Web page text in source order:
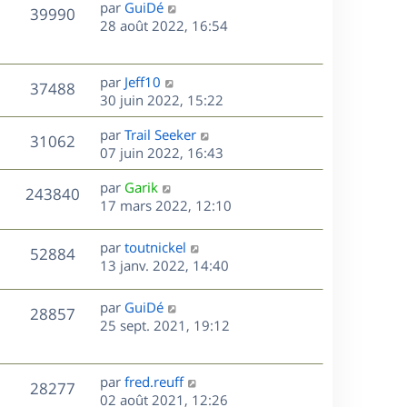
s
n
i
r
m
e
s
s
a
g
e
39990V
s
D
e
n
i
e
r
m
e
s
s
a
g
e
par GuiDé
28 août 2022, 16:54
37488V
u
e
s
D
e
r
n
i
e
r
m
e
s
s
e
par Jeff10
30 juin 2022, 15:22
31062V
u
e
D
e
r
n
i
e
r
m
s
a
e
par Trail Seeker
07 juin 2022, 16:43
243840V
u
s
D
e
n
i
r
m
e
s
a
par Garik
17 mars 2022, 12:10
52884V
u
e
D
e
i
e
e
par toutnickel
13 janv. 2022, 14:40
28857V
e
D
e
n
i
e
par GuiDé
25 sept. 2021, 19:12
28277V
D
e
par fred.reuff
02 août 2021, 12:26